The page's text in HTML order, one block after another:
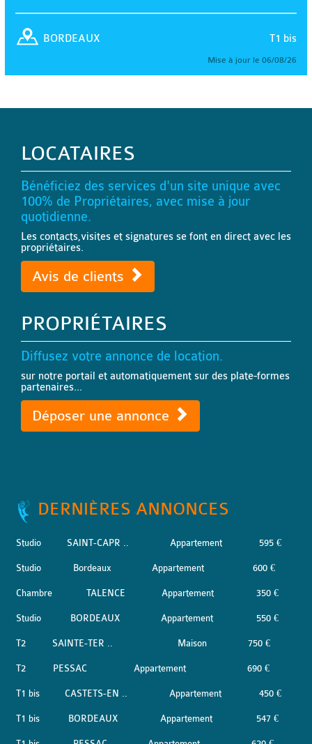
T1 bis
BORDEAUX
Mise à jour le 06/08/26
LOCATAIRES
Bénéficiez des services d'un site unique avec
100% de Propriétaires, avec mise à jour
quotidienne.
Les contacts,visites et signatures se font en direct avec les
propriétaires.
Avis de clients
PROPRIÉTAIRES
Diffusez votre annonce de location.
sur notre portail et automatiquement sur des plate-formes
partenaires...
Déposer une annonce
DERNIÈRES ANNONCES
Studio SAINT-CAPR .. Appartement 595 €
Studio Bordeaux Appartement 600 €
Chambre TALENCE Appartement 350 €
Studio BORDEAUX Appartement 550 €
T2 SAINTE-TER .. Maison 750 €
T2 PESSAC Appartement 690 €
T1 bis CASTETS-EN .. Appartement 450 €
T1 bis BORDEAUX Appartement 547 €